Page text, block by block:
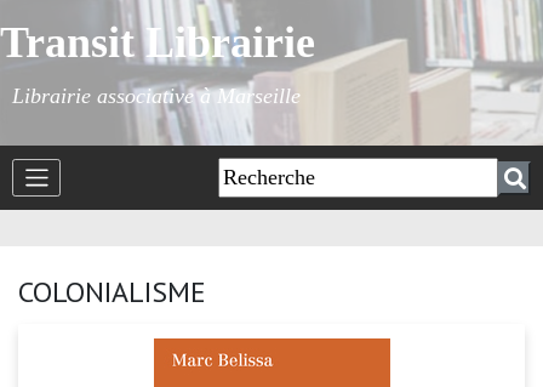
Transit Librairie
Librairie associative à Marseille
COLONIALISME